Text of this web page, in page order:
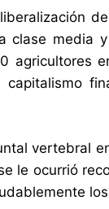
clase media
agricultores
vertebral
le ocurrió